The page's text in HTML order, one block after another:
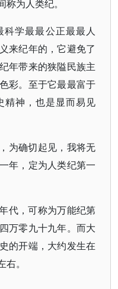
为人类纪。
学最最公正最最人
来纪年的，它避免了
年带来的狭隘民族主
彩。至于它最最富于
精神，也是显而易见
为确切起见，我将无
年，定为人类纪第一
代，可称为万能纪第
万零九十九年。而大
的开端，大约发生在
。